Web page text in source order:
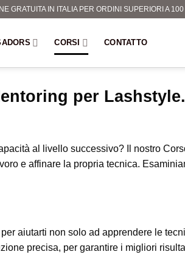
GRATUITA IN ITALIA PER ORDINI SUPERIORI A
CORSI CONTATTO
per Lashstyle.
al livello successivo? Il nostro
e affinare la propria tecnica.
aiutarti non solo ad apprendere le
precisa, per garantire i migliori